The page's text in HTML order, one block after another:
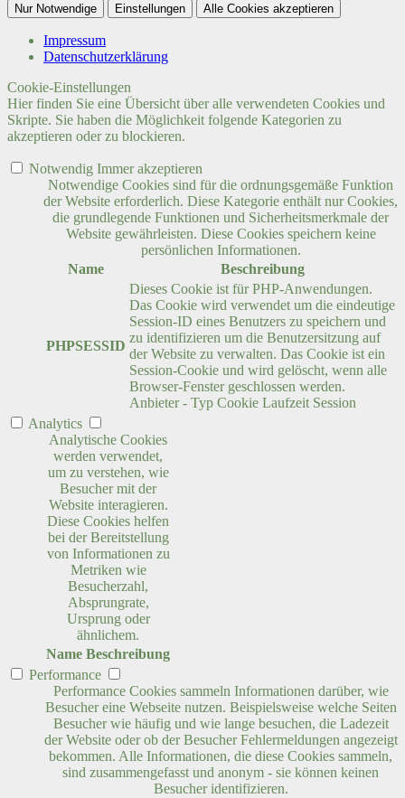
Nur Notwendige Einstellungen Alle Cookies akzeptieren
Impressum
Datenschutzerklärung
Cookie-Einstellungen
Hier finden Sie eine Übersicht über alle verwendeten Cookies und
Skripte. Sie haben die Möglichkeit folgende Kategorien zu
akzeptieren oder zu blockieren.
Notwendig Immer akzeptieren
Notwendige Cookies sind für die ordnungsgemäße Funktion
der Website erforderlich. Diese Kategorie enthält nur Cookies,
die grundlegende Funktionen und Sicherheitsmerkmale der
Website gewährleisten. Diese Cookies speichern keine
persönlichen Informationen.
Name
Beschreibung
PHPSESSID
Dieses Cookie ist für PHP-Anwendungen.
Das Cookie wird verwendet um die eindeutige
Session-ID eines Benutzers zu speichern und
zu identifizieren um die Benutzersitzung auf
der Website zu verwalten. Das Cookie ist ein
Session-Cookie und wird gelöscht, wenn alle
Browser-Fenster geschlossen werden.
Anbieter - Typ Cookie Laufzeit Session
Analytics
Analytische Cookies
werden verwendet,
um zu verstehen, wie
Besucher mit der
Website interagieren.
Diese Cookies helfen
bei der Bereitstellung
von Informationen zu
Metriken wie
Besucherzahl,
Absprungrate,
Ursprung oder
ähnlichem.
Name Beschreibung
Performance
Performance Cookies sammeln Informationen darüber, wie
Besucher eine Webseite nutzen. Beispielsweise welche Seiten
Besucher wie häufig und wie lange besuchen, die Ladezeit
der Website oder ob der Besucher Fehlermeldungen angezeigt
bekommen. Alle Informationen, die diese Cookies sammeln,
sind zusammengefasst und anonym - sie können keinen
Besucher identifizieren.